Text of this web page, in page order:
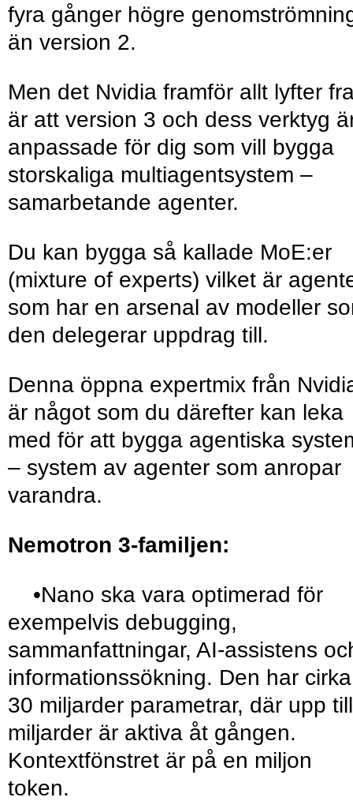
fyra gånger högre
än version 2.
Men det Nvidia framför allt lyfter
är att version 3 och dess verktyg
anpassade för dig som vill bygga
storskaliga multiagentsystem –
samarbetande agenter.
Du kan bygga så kallade MoE:er
(mixture of experts) vilket är
som har en arsenal av modeller
den delegerar uppdrag till.
Denna öppna expertmix från
är något som du därefter kan leka
med för att bygga agentiska
– system av agenter som anropar
varandra.
Nemotron 3-familjen:
•Nano ska vara optimerad för
exempelvis debugging,
sammanfattningar, AI-assistens
informationssökning. Den har cirka
30 miljarder parametrar, där upp
miljarder är aktiva åt gången.
Kontextfönstret är på en miljon
token.